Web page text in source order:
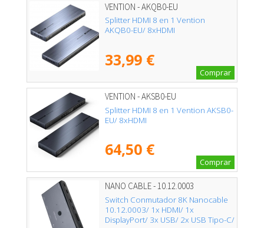
VENTION - AKQB0-EU
Splitter HDMI 8 en 1 Vention
AKQB0-EU/ 8xHDMI
33,99 €
Comprar
VENTION - AKSB0-EU
Splitter HDMI 8 en 1 Vention AKSB0-
EU/ 8xHDMI
64,50 €
Comprar
NANO CABLE - 10.12.0003
Switch Conmutador 8K Nanocable
10.12.0003/ 1x HDMI/ 1x
DisplayPort/ 3x USB/ 2x USB Tipo-C/